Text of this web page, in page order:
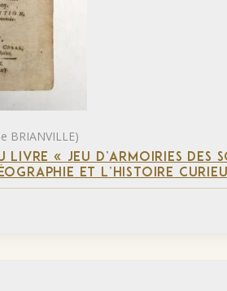
BRIANVILLE)
LIVRE « JEU D’ARMOIRIES DES
ET L’HISTOIRE